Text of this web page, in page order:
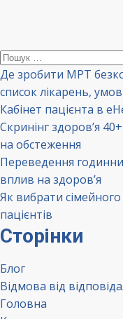
Пошук:
Де зробити МРТ
список лікарень,
Кабінет пацієнта в
Скринінг здоров’я
на обстеження
Переведення
вплив на здоров’я
Як вибрати
пацієнтів
Сторінки
Блог
Відмова від
Головна